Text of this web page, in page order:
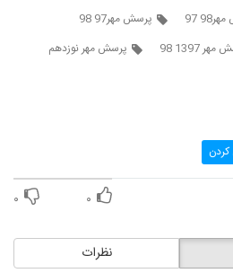
97
پرسش مهر97 98
1397 98
پرسش مهر نوزدهم
کردن
۰ ۰
نظرات